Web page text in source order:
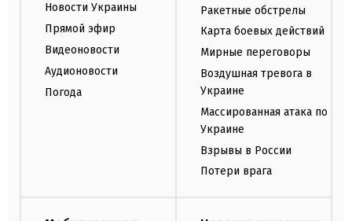
Новости Украины
Прямой эфир
Видеоновости
Аудионовости
Погода
Ракетные обстрелы
Карта боевых действий
Мирные переговоры
Воздушная тревога в
Украине
Массированная атака по
Украине
Взрывы в России
Потери врага